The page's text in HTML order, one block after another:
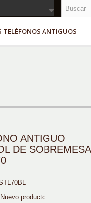
TELÉFONOS ANTIGUOS
ANTIGUO
DE SOBREMESA
Nuevo producto